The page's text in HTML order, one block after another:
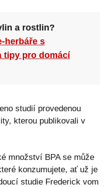
a rostlin?
herbáře s
tipy pro domácí
studií provedenou
kterou publikovali v
množství BPA se může
konzumujete, ať už je
studie Frederick vom